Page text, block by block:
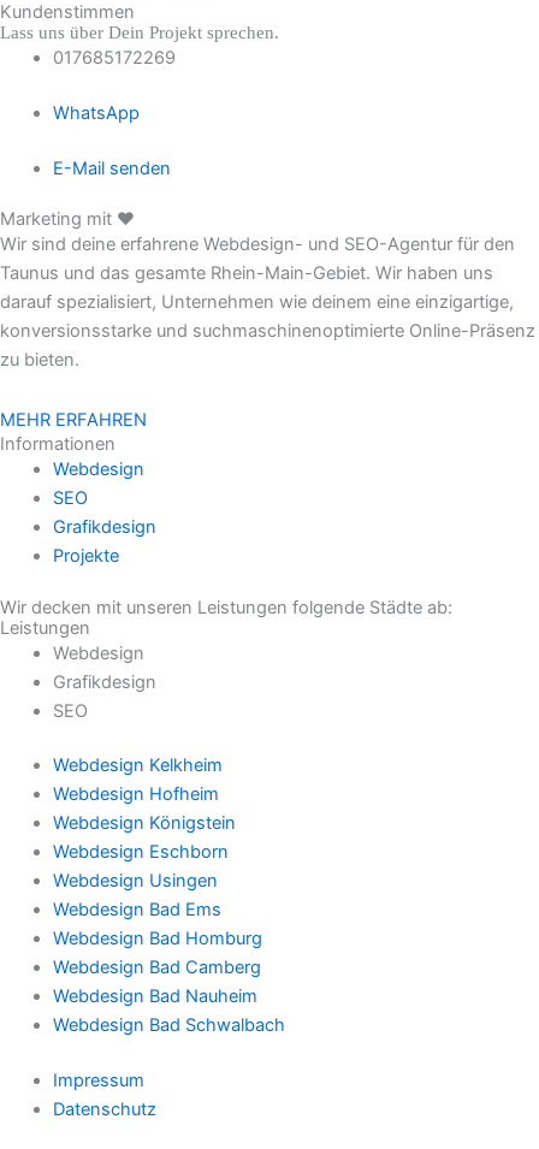
Kundenstimmen
Lass uns über Dein Projekt sprechen.
017685172269
WhatsApp
E-Mail senden
Marketing mit ♥
Wir sind deine erfahrene Webdesign- und SEO-Agentur für den
Taunus und das gesamte Rhein-Main-Gebiet. Wir haben uns
darauf spezialisiert, Unternehmen wie deinem eine einzigartige,
konversionsstarke und suchmaschinenoptimierte Online-Präsenz
zu bieten.
MEHR ERFAHREN
Informationen
Webdesign
SEO
Grafikdesign
Projekte
Wir decken mit unseren Leistungen folgende Städte ab:
Leistungen
Webdesign
Grafikdesign
SEO
Webdesign Kelkheim
Webdesign Hofheim
Webdesign Königstein
Webdesign Eschborn
Webdesign Usingen
Webdesign Bad Ems
Webdesign Bad Homburg
Webdesign Bad Camberg
Webdesign Bad Nauheim
Webdesign Bad Schwalbach
Impressum
Datenschutz